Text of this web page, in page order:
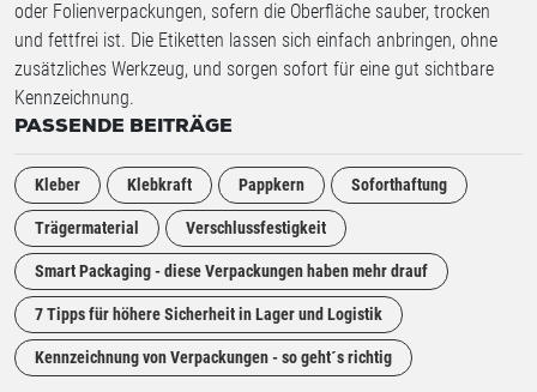
oder Folienverpackungen, sofern die Oberfläche sauber, trocken
und fettfrei ist. Die Etiketten lassen sich einfach anbringen, ohne
zusätzliches Werkzeug, und sorgen sofort für eine gut sichtbare
Kennzeichnung.
PASSENDE BEITRÄGE
Kleber Klebkraft Pappkern Soforthaftung
Trägermaterial Verschlussfestigkeit
Smart Packaging - diese Verpackungen haben mehr drauf
7 Tipps für höhere Sicherheit in Lager und Logistik
Kennzeichnung von Verpackungen - so geht´s richtig